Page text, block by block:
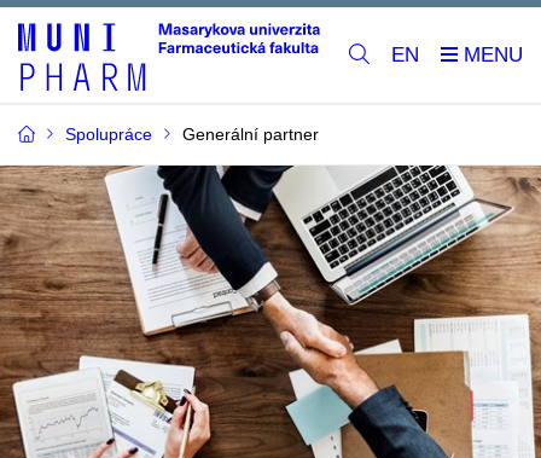
EN
Spolupráce Generální partner